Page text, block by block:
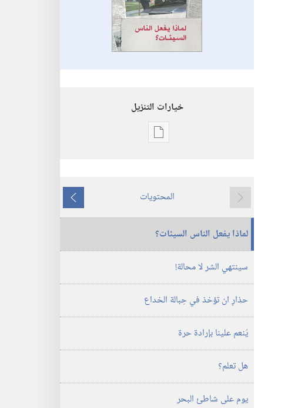
خيارات التنزيل
خيارات
المراقبة
‏‎أيلول/
سبتمبر‏
ما
يسبق
المحتويات
ما
يلي
لماذا يفعل الناس السيئات؟‏
سينتهي الشر لا محالة!‏
حذارِ ان تؤخذ في حِبالة الخداع
يُنعم علينا بإرادة حرة
هل تعلم؟‏
يوم على شاطئ البحر